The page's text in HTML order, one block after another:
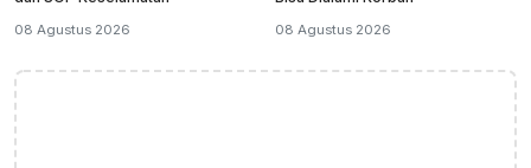
08 Agustus 2026 08 Agustus 2026